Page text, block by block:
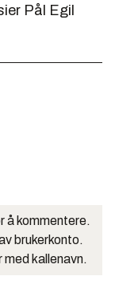
Pål Egil
å kommentere.
brukerkonto.
med kallenavn.